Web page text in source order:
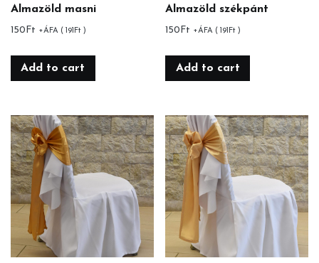
Almazöld masni
150 Ft +ÁFA ( 191 Ft )
Add to cart
Almazöld székpánt
150 Ft +ÁFA ( 191 Ft )
Add to cart